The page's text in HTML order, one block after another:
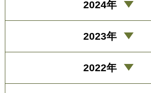
2024年
2023年
2022年